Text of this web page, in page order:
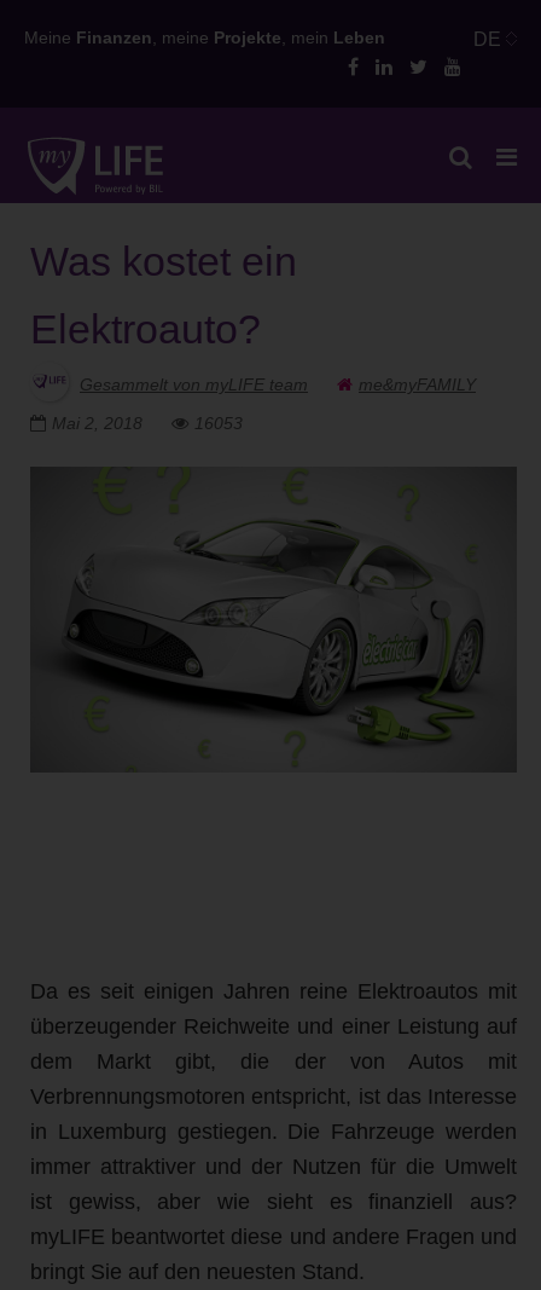
to
Meine Finanzen , meine Projekte , mein Leben DE
Was kostet ein
Elektroauto?
Gesammelt von myLIFE team
me&myFAMILY
Mai 2, 2018
16053
Da es seit einigen Jahren reine Elektroautos mit
überzeugender Reichweite und einer Leistung auf
dem Markt gibt, die der von Autos mit
Verbrennungsmotoren entspricht, ist das Interesse
in Luxemburg gestiegen. Die Fahrzeuge werden
immer attraktiver und der Nutzen für die Umwelt
ist gewiss, aber wie sieht es finanziell aus?
myLIFE beantwortet diese und andere Fragen und
bringt Sie auf den neuesten Stand.